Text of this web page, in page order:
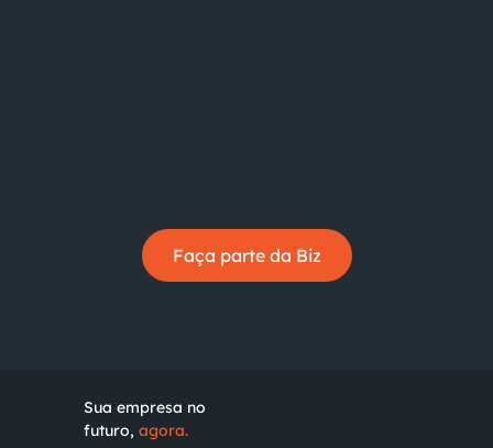
Faça parte da Biz
Sua empresa no
futuro, agora.